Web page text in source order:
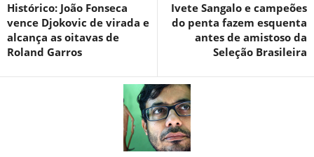
Histórico: João Fonseca
vence Djokovic de virada e
alcança as oitavas de
Roland Garros
Ivete Sangalo e campeões
do penta fazem esquenta
antes de amistoso da
Seleção Brasileira